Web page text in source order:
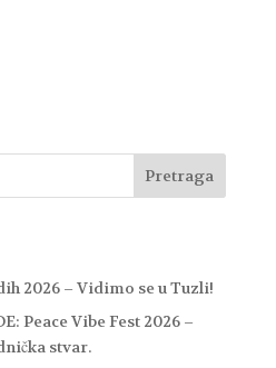
2026 – Vidimo se u Tuzli!
Peace Vibe Fest 2026 –
stvar.